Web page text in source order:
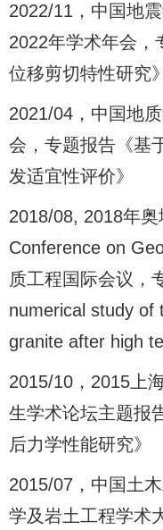
2022/11，中国地
2022年学术年会，
位移剪切特性研究》
2021/04，中国地
会，专题报告《基
发适宜性评价》
2018/08, 2018年
Conference on
质工程国际会议，
numerical study of
granite after high
2015/10，2015上
生学术论坛主题报
后力学性能研究》
2015/07，中国土
学及岩土工程学术